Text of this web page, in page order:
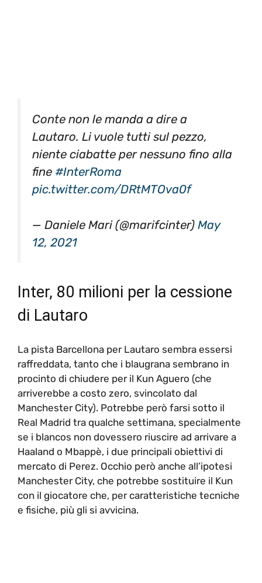
Conte non le manda a dire a
Lautaro. Li vuole tutti sul pezzo,
niente ciabatte per nessuno fino alla
fine
#InterRoma
pic.twitter.com/DRtMTOva0f
— Daniele Mari (@marifcinter) May
12, 2021
Inter, 80 milioni per la cessione
di Lautaro
raffreddata, tanto che i blaugrana sembrano in
procinto di chiudere per il Kun Aguero (che
arriverebbe a costo zero, svincolato dal
Manchester City). Potrebbe però farsi sotto il
Real Madrid tra qualche settimana, specialmente
se i blancos non dovessero riuscire ad arrivare a
Haaland o Mbappè, i due principali obiettivi di
mercato di Perez. Occhio però anche all’ipotesi
Manchester City, che potrebbe sostituire il Kun
con il giocatore che, per caratteristiche tecniche
e fisiche, più gli si avvicina.